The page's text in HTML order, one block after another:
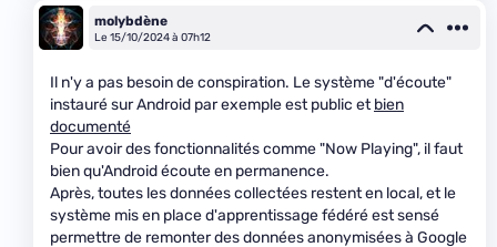
molybdène
Le 15/10/2024 à 07h12
Il n'y a pas besoin de conspiration. Le système "d'écoute"
instauré sur Android par exemple est public etbien
documenté
Pour avoir des fonctionnalités comme "Now Playing", il faut
bien qu'Android écoute en permanence.
Après, toutes les données collectées restent en local, et le
système mis en place d'apprentissage fédéré est sensé
permettre de remonter des données anonymisées à Google